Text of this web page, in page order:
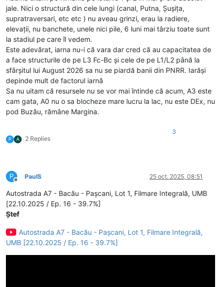
jale. Nici o structură din cele lungi (canal, Putna, Șușița,
supratraversari, etc etc ) nu aveau grinzi, erau la radiere,
elevații, nu banchete, unele nici pile, 6 luni mai târziu toate sunt
la stadiul pe care îl vedem.
Este adevărat, iarna nu-i că vara dar cred că au capacitatea de
a face structurile de pe L3 Fc-Bc și cele de pe L1/L2 până la
sfârșitul lui August 2026 sa nu se piardă banii din PNRR. Iarăși
depinde mult de factorul iarnă
Sa nu uitam că resursele nu se vor mai întinde că acum, A3 este
cam gata, A0 nu o sa blocheze mare lucru la lac, nu este DEx, nu
pod Buzău, rămâne Margina.
P A 2 Replies
3
P
Deconectat
PaulS 25 oct. 2025, 08:51
Autostrada A7 - Bacău - Pașcani, Lot 1, Filmare Integrală, UMB
[22.10.2025 / Ep. 16 - 39.7%]
Ștef
Autostrada A7 - Bacău - Pașcani, Lot 1, Filmare Integrală,
UMB [22.10.2025 / Ep. 16 - 39.7%]